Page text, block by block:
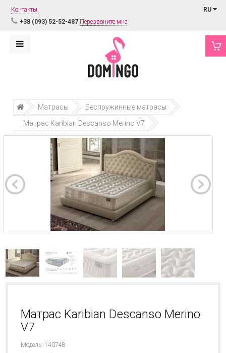
Контакты
+38 (093) 52-52-487 Перезвоните мне
RU
Матрасы
Беспружинные матрасы
Матрас Karibian Descanso Merino V7
Матрас Karibian Descanso Merino
V7
Модель: 140748